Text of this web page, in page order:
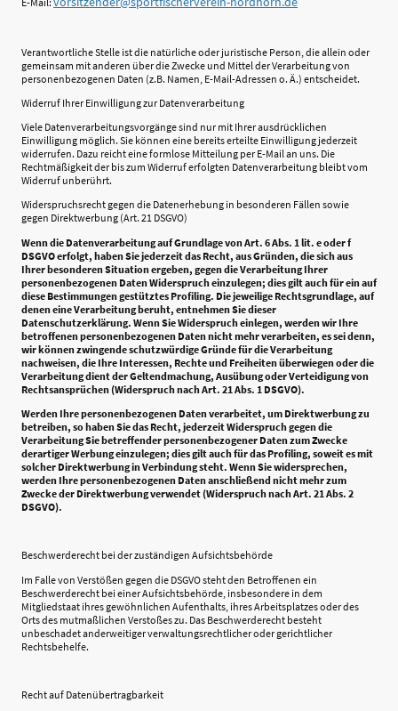
Verantwortliche Stelle ist die natürliche oder juristische Person, die allein oder
gemeinsam mit anderen über die Zwecke und Mittel der Verarbeitung von
personenbezogenen Daten (z.B. Namen, E-Mail-Adressen o. Ä.) entscheidet.
Widerruf Ihrer Einwilligung zur Datenverarbeitung
Viele Datenverarbeitungsvorgänge sind nur mit Ihrer ausdrücklichen
Einwilligung möglich. Sie können eine bereits erteilte Einwilligung jederzeit
widerrufen. Dazu reicht eine formlose Mitteilung per E-Mail an uns. Die
Rechtmäßigkeit der bis zum Widerruf erfolgten Datenverarbeitung bleibt vom
Widerruf unberührt.
Widerspruchsrecht gegen die Datenerhebung in besonderen Fällen sowie
gegen Direktwerbung (Art. 21 DSGVO)
Wenn die Datenverarbeitung auf Grundlage von Art. 6 Abs. 1 lit. e oder f
DSGVO erfolgt, haben Sie jederzeit das Recht, aus Gründen, die sich aus
Ihrer besonderen Situation ergeben, gegen die Verarbeitung Ihrer
personenbezogenen Daten Widerspruch einzulegen; dies gilt auch für ein auf
diese Bestimmungen gestütztes Profiling. Die jeweilige Rechtsgrundlage, auf
denen eine Verarbeitung beruht, entnehmen Sie dieser
Datenschutzerklärung. Wenn Sie Widerspruch einlegen, werden wir Ihre
betroffenen personenbezogenen Daten nicht mehr verarbeiten, es sei denn,
wir können zwingende schutzwürdige Gründe für die Verarbeitung
nachweisen, die Ihre Interessen, Rechte und Freiheiten überwiegen oder die
Verarbeitung dient der Geltendmachung, Ausübung oder Verteidigung von
Rechtsansprüchen (Widerspruch nach Art. 21 Abs. 1 DSGVO).
Werden Ihre personenbezogenen Daten verarbeitet, um Direktwerbung zu
betreiben, so haben Sie das Recht, jederzeit Widerspruch gegen die
Verarbeitung Sie betreffender personenbezogener Daten zum Zwecke
derartiger Werbung einzulegen; dies gilt auch für das Profiling, soweit es mit
solcher Direktwerbung in Verbindung steht. Wenn Sie widersprechen,
werden Ihre personenbezogenen Daten anschließend nicht mehr zum
Zwecke der Direktwerbung verwendet (Widerspruch nach Art. 21 Abs. 2
DSGVO).
Beschwerderecht bei der zuständigen Aufsichtsbehörde
Im Falle von Verstößen gegen die DSGVO steht den Betroffenen ein
Beschwerderecht bei einer Aufsichtsbehörde, insbesondere in dem
Mitgliedstaat ihres gewöhnlichen Aufenthalts, ihres Arbeitsplatzes oder des
Orts des mutmaßlichen Verstoßes zu. Das Beschwerderecht besteht
unbeschadet anderweitiger verwaltungsrechtlicher oder gerichtlicher
Rechtsbehelfe.
Recht auf Datenübertragbarkeit